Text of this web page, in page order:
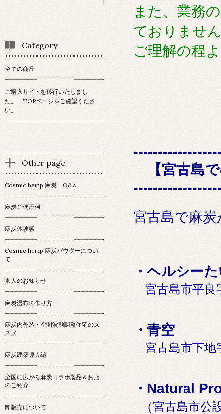
また、業務
ておりませ
ご理解の程
【宮古島で
宮古島で麻
・ヘルシー
宮古島市平良
・青空
宮古島市下地
・Natural
（宮古島市公
Category
全ての商品
ご購入サイトを移行いたしまし
た。 TOPページをご確認くださ
い。
Other page
Cosmic hemp 麻炭 Q&A
麻炭ご使用例
麻炭体験談
Cosmic hemp 麻炭パウダーについ
て
求人のお知らせ
麻炭湿布の作り方
麻炭内外装・空間波動調整住宅のス
スメ
麻炭建築導入編
全国に広がる麻炭コラボ製品＆お店
のご紹介
卸販売について